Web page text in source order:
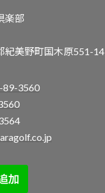
楽部
紀美野町国木原551-14
89-3560